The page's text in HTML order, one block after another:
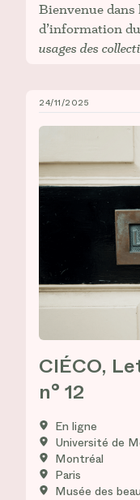
Bienvenue
d’information
usages des
CIÉCO, Lettre
24/11/2025
CIÉCO,
n° 12
En ligne
Université de
Montréal
Paris
Musée des